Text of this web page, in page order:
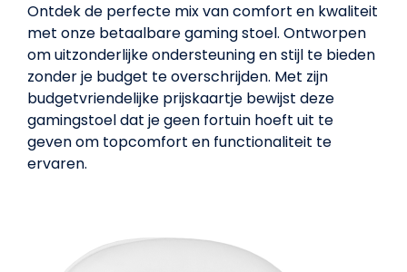
Ontdek de perfecte mix van comfort en kwaliteit
met onze betaalbare gaming stoel. Ontworpen
om uitzonderlijke ondersteuning en stijl te bieden
zonder je budget te overschrijden. Met zijn
budgetvriendelijke prijskaartje bewijst deze
gamingstoel dat je geen fortuin hoeft uit te
geven om topcomfort en functionaliteit te
ervaren.